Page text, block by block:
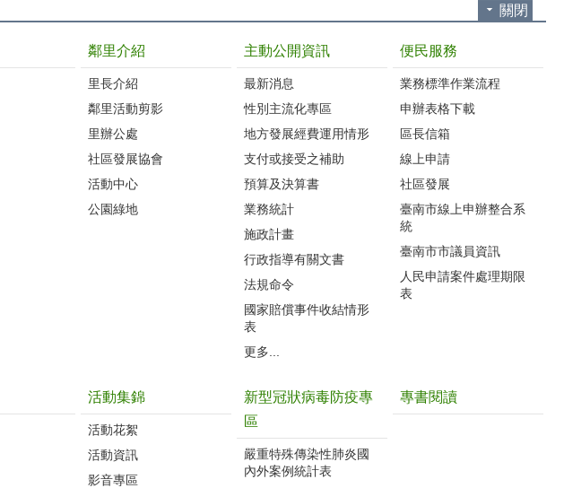
關閉
鄰里介紹
里長介紹
鄰里活動剪影
里辦公處
社區發展協會
活動中心
公園綠地
主動公開資訊
最新消息
性別主流化專區
地方發展經費運用情形
支付或接受之補助
預算及決算書
業務統計
施政計畫
行政指導有關文書
法規命令
國家賠償事件收結情形
表
更多...
便民服務
業務標準作業流程
申辦表格下載
區長信箱
線上申請
社區發展
臺南市線上申辦整合系
統
臺南市市議員資訊
人民申請案件處理期限
表
活動集錦
活動花絮
活動資訊
影音專區
新型冠狀病毒防疫專
區
嚴重特殊傳染性肺炎國
內外案例統計表
專書閱讀